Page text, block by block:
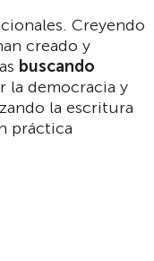
Creyendo
creado y
buscando
la democracia y
la escritura
práctica